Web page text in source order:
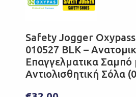
Safety Jogger
010527 BLK –
Επαγγελματικα Σαμπό
Αντιολισθητική Σόλα